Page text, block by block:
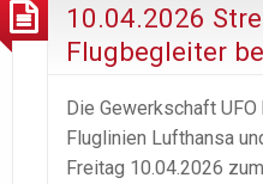
10.04.2026
Flugbegleiter
Die Gewerkschaft
Fluglinien Lufthansa
Freitag 10.04.2026